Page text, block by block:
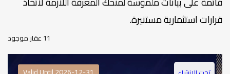
قرارات استثمارية مستنيرة.
11 عقار موجود